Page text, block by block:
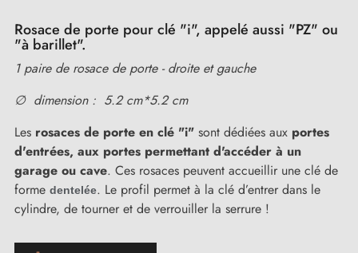
Rosace de porte pour clé "i", appelé aussi "PZ" ou
"à barillet".
1 paire de rosace de porte - droite et gauche
∅ dimension : 5.2 cm*5.2 cm
Les rosaces de porte en clé "i" sont dédiées aux portes
d'entrées, aux portes permettant d'accéder à un
garage ou cave. Ces rosaces peuvent accueillir une clé de
forme dentelée. Le profil permet à la clé d’entrer dans le
cylindre, de tourner et de verrouiller la serrure !